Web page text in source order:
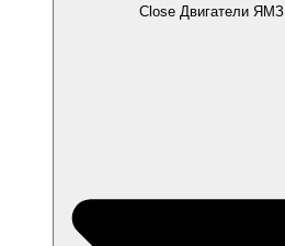
Close Двигатели ЯМЗ